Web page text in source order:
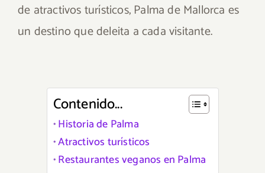
de atractivos turísticos, Palma de Mallorca es
un destino que deleita a cada visitante.
Contenido...
Historia de Palma
Atractivos turísticos
Restaurantes veganos en Palma